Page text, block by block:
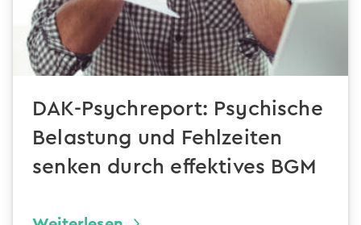
DAK-Psychreport: Psychische
Belastung und Fehlzeiten
senken durch effektives BGM